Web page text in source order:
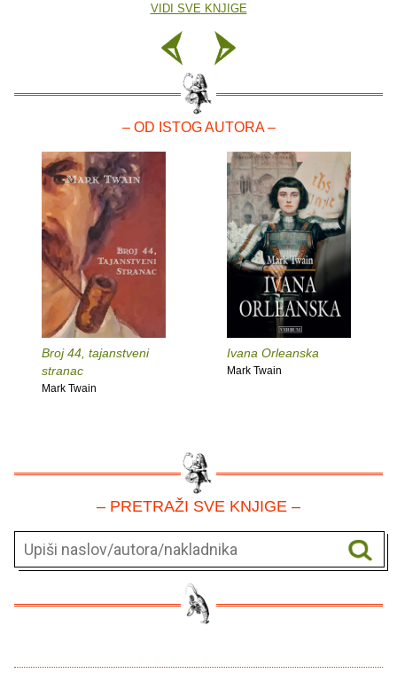
VIDI SVE KNJIGE
– OD ISTOG AUTORA –
Broj 44, tajanstveni
stranac
Mark Twain
Ivana Orleanska
Mark Twain
– PRETRAŽI SVE KNJIGE –